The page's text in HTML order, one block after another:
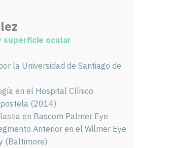
superficie ocular
la Universidad de Santiago de
en el Hospital Clínico
(2014)
en Bascom Palmer Eye
Anterior en el Wilmer Eye
(Baltimore)